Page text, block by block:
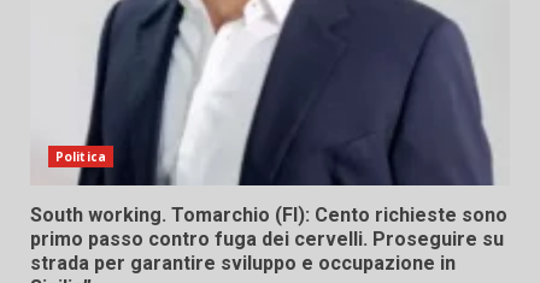
Politica
South working. Tomarchio (FI): Cento richieste sono
primo passo contro fuga dei cervelli. Proseguire su
strada per garantire sviluppo e occupazione in